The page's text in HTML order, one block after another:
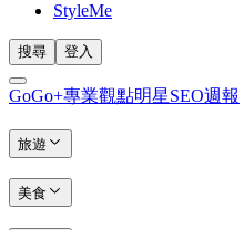
StyleMe
搜尋 登入
GoGo+專業觀點明星SEO週報
旅遊
美食